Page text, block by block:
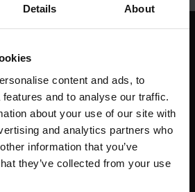
Details About
content and ads, to
and to analyse our traffic.
about your use of our site with
and analytics partners who
information that you’ve
they’ve collected from your use
OÜ
Tallinn, Kesklinna linnaosa,
10152